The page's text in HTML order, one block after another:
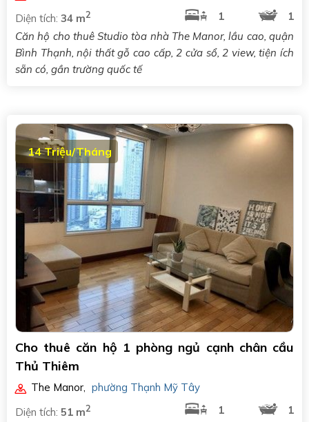
Diện tích: 34 m2 1
1
Căn hộ cho thuê Studio tòa nhà The Manor, lầu cao, quận
Bình Thạnh, nội thất gỗ cao cấp, 2 cửa sổ, 2 view, tiện ích
sẵn có, gần trường quốc tế
14 Triệu/Tháng
Cho thuê căn hộ 1 phòng ngủ cạnh chân cầu
Thủ Thiêm
The Manor
phường Thạnh Mỹ Tây
Diện tích: 51 m2 1
1